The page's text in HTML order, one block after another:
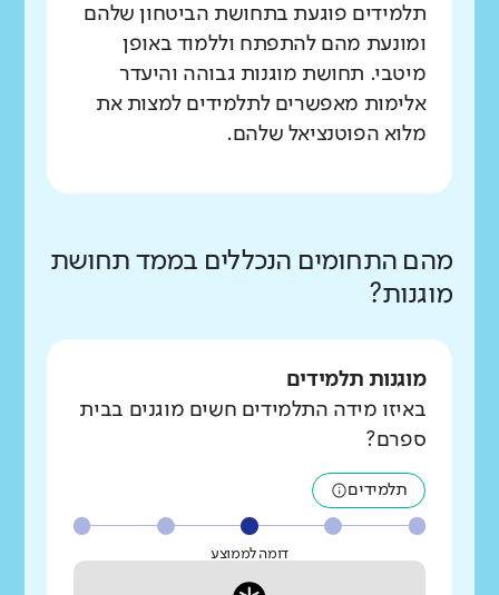
תלמידים פוגעת בתחושת הביטחון שלהם
ומונעת מהם להתפתח וללמוד באופן
מיטבי. תחושת מוגנות גבוהה והיעדר
אלימות מאפשרים לתלמידים למצות את
מלוא הפוטנציאל שלהם.
מהם התחומים הנכללים בממד תחושת
מוגנות?
מוגנות תלמידים
באיזו מידה התלמידים חשים מוגנים בבית
ספרם?
תלמידים
דומה לממוצע